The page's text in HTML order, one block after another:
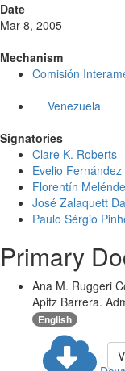
Date
Mar 8, 2005
Mechanism
Comisión
Venezuela
Signatories
Clare K. Roberts
Evelio
Florentín
José Zalaquett
Paulo Sérgio
Primary
Ana M. Ruggeri
Apitz Barrera.
English